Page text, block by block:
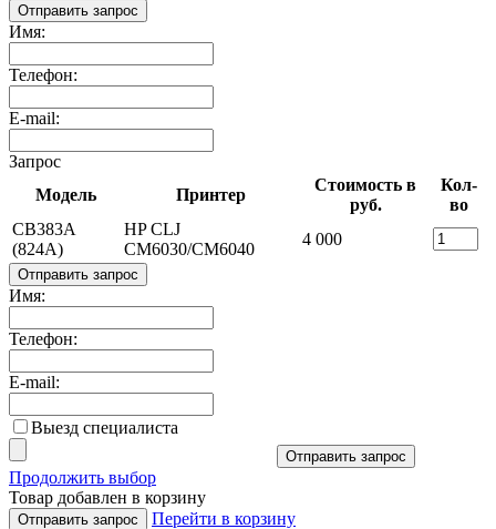
Отправить запрос
Имя:
Телефон:
E-mail:
Запрос
Модель
Принтер
Стоимость в
руб.
Кол-
во
CB383A
(824A)
HP CLJ
CM6030/CM6040
4 000
Отправить запрос
Имя:
Телефон:
E-mail:
Выезд специалиста
Отправить запрос
Продолжить выбор
Товар добавлен в корзину
Отправить запрос
Перейти в корзину